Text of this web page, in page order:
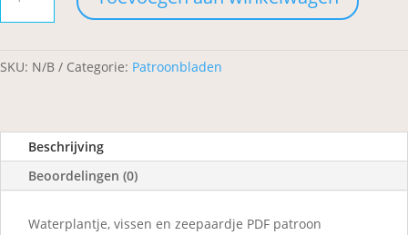
en
aantal
SKU: N/B Categorie: Patroonbladen
Beschrijving
Beoordelingen (0)
Waterplantje, vissen en zeepaardje PDF patroon